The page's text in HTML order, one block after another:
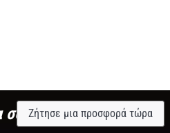
σου;Ζήτησε μια προσφορά τώρα